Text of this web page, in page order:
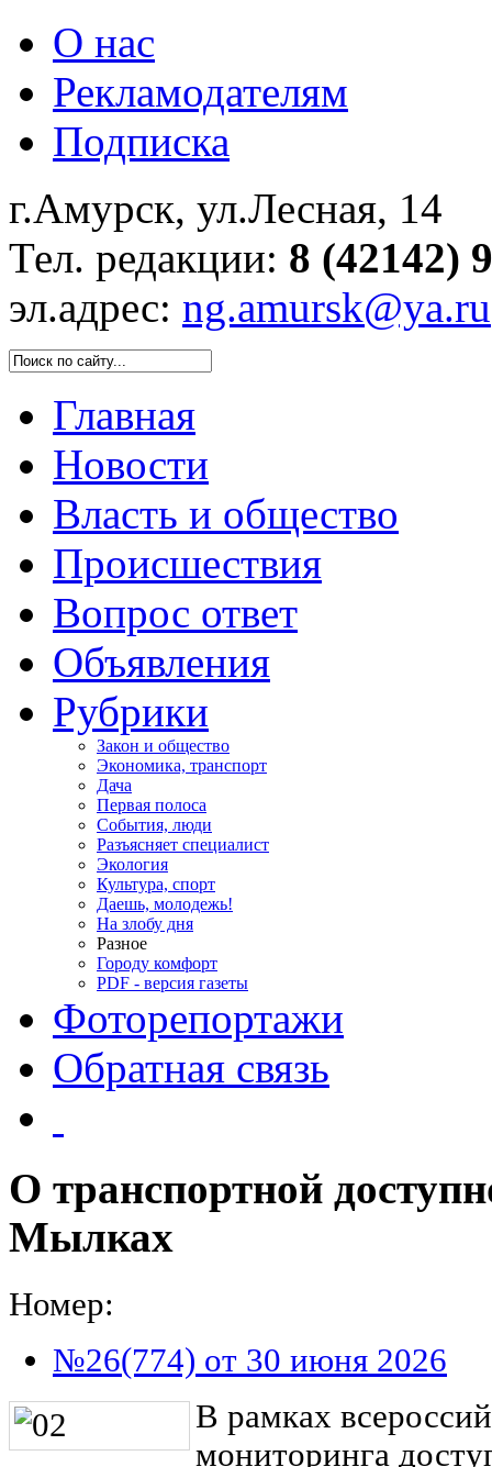
О нас
Рекламодателям
Подписка
г.Амурск, ул.Лесная, 14
Тел. редакции: 8 (42142)
эл.адрес: ng.amursk@ya.ru
Главная
Новости
Власть и общество
Происшествия
Вопрос ответ
Объявления
Рубрики
Закон и общество
Экономика, транспорт
Дача
Первая полоса
События, люди
Разъясняет специалист
Экология
Культура, спорт
Даешь, молодежь!
На злобу дня
Разное
Городу комфорт
PDF - версия газеты
Фоторепортажи
Обратная связь
О транспортной
Мылках
Номер:
№26(774) от 30 июня 2026
В рамках
мониторинга